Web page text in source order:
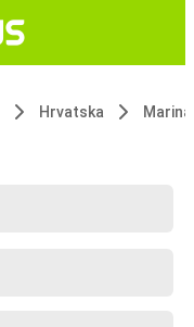
Hrvatska Marina